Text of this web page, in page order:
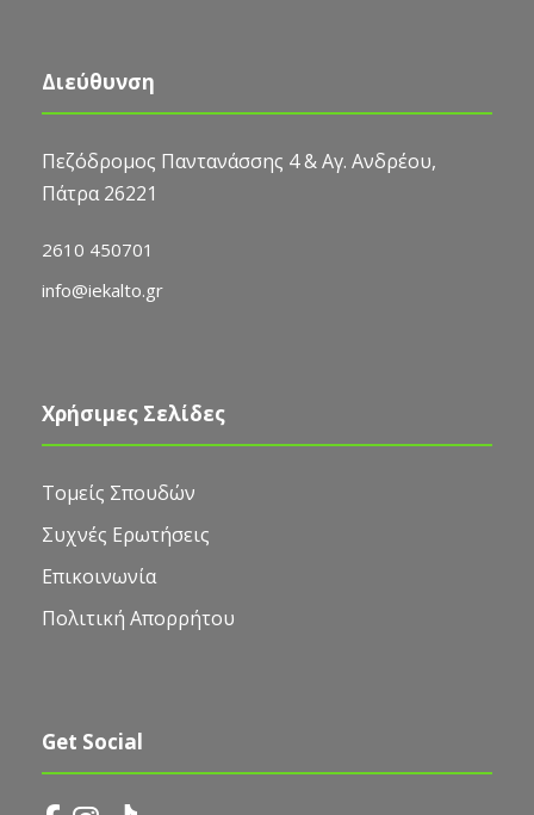
Διεύθυνση
Πεζόδρομος Παντανάσσης 4 & Αγ. Ανδρέου,
Πάτρα 26221
2610 450701
info@iekalto.gr
Χρήσιμες Σελίδες
Τομείς Σπουδών
Συχνές Ερωτήσεις
Επικοινωνία
Πολιτική Απορρήτου
Get Social